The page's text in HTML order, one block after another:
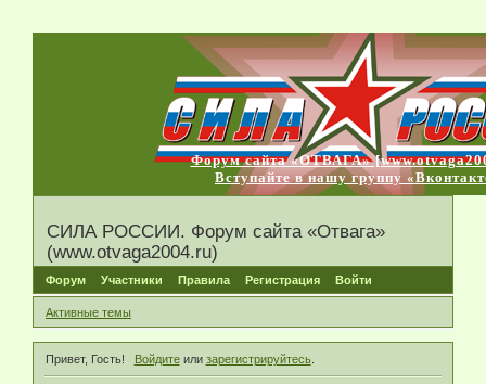
Форум сайта «ОТВАГА»
Вступайте в нашу группу
СИЛА РОССИИ. Форум сайта «Отвага»
(www.otvaga2004.ru)
Форум Участники Правила Регистрация Войти
Активные темы
Привет, Гость! Войдитеили зарегистрируйтесь.